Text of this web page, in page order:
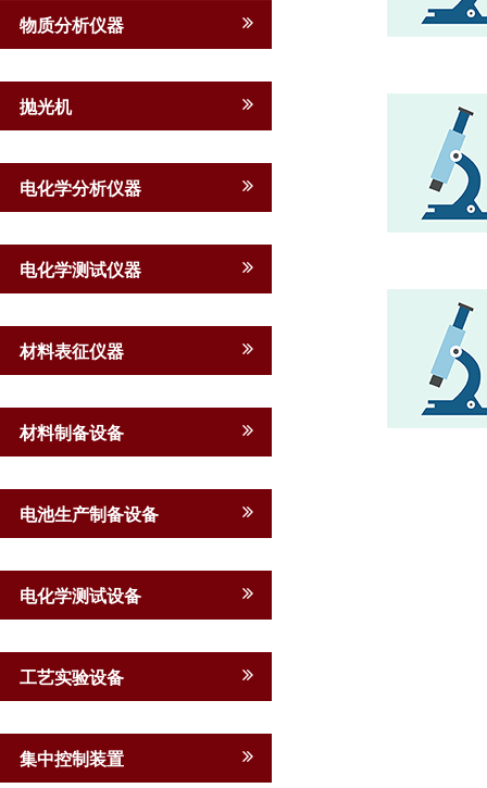
物质分析仪器
抛光机
电化学分析仪器
电化学测试仪器
材料表征仪器
材料制备设备
电池生产制备设备
电化学测试设备
工艺实验设备
集中控制装置